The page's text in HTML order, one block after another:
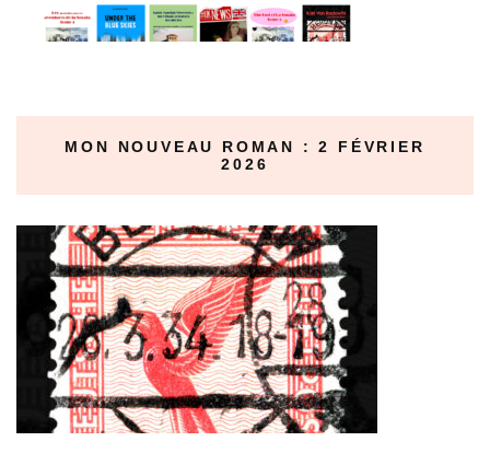
MON NOUVEAU ROMAN : 2 FÉVRIER
2026